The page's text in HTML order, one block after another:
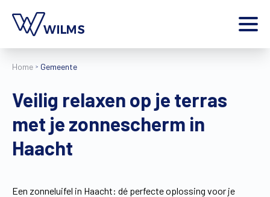
Home
Producten
Extra
Home Gemeente
Veilig relaxen op je terras
met je zonnescherm in
Haacht
Een zonneluifel in Haacht: dé perfecte oplossing voor je